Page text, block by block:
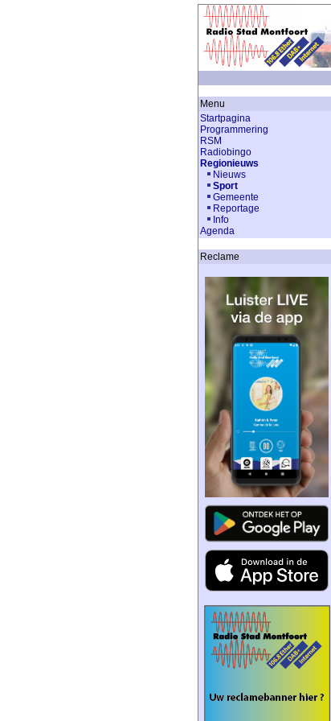
Menu
Startpagina
Programmering
RSM
Radiobingo
Regionieuws
Nieuws
Sport
Gemeente
Reportage
Info
Agenda
Reclame